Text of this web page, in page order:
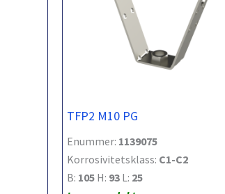
TFP2 M10 PG
Enummer: 1139075
Korrosivitetsklass: C1-C2
B: 105 H: 93 L: 25